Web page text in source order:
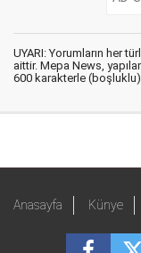
UYARI: Yorumların her
aittir. Mepa News,
600 karakterle (boşluklu)
Anasayfa Künye